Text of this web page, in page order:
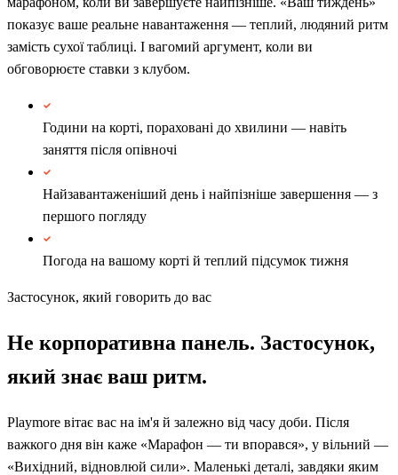
показує ваше реальне навантаження — теплий, людяний ритм
замість сухої таблиці. І вагомий аргумент, коли ви
обговорюєте ставки з клубом.
Години на корті, пораховані до хвилини — навіть
заняття після опівночі
Найзавантаженіший день і найпізніше завершення — з
першого погляду
Погода на вашому корті й теплий підсумок тижня
Застосунок, який говорить до вас
Не корпоративна панель. Застосунок,
який знає ваш ритм.
Playmore вітає вас на ім'я й залежно від часу доби. Після
важкого дня він каже «Марафон — ти впорався», у вільний —
«Вихідний, відновлюй сили». Маленькі деталі, завдяки яким